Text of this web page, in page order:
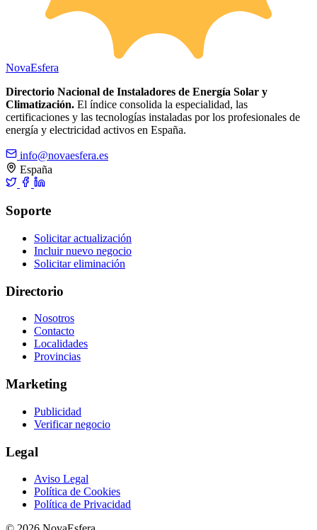
NovaEsfera
Directorio Nacional de Instaladores de Energía Solar y
Climatización. El índice consolida la especialidad, las
certificaciones y las tecnologías instaladas por los profesionales de
energía y electricidad activos en España.
info@novaesfera.es
España
Soporte
Solicitar actualización
Incluir nuevo negocio
Solicitar eliminación
Directorio
Nosotros
Contacto
Localidades
Provincias
Marketing
Publicidad
Verificar negocio
Legal
Aviso Legal
Política de Cookies
Política de Privacidad